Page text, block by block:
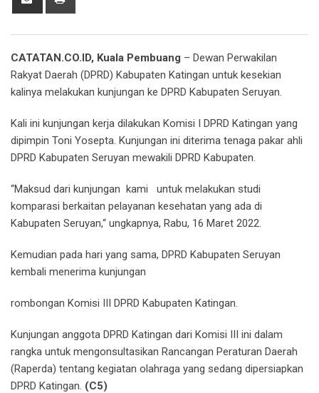
CATATAN.CO.ID, Kuala Pembuang – Dewan Perwakilan
Rakyat Daerah (DPRD) Kabupaten Katingan untuk kesekian
kalinya melakukan kunjungan ke DPRD Kabupaten Seruyan.
Kali ini kunjungan kerja dilakukan Komisi I DPRD Katingan yang
dipimpin Toni Yosepta. Kunjungan ini diterima tenaga pakar ahli
DPRD Kabupaten Seruyan mewakili DPRD Kabupaten.
“Maksud dari kunjungan kami untuk melakukan studi
komparasi berkaitan pelayanan kesehatan yang ada di
Kabupaten Seruyan,“ ungkapnya, Rabu, 16 Maret 2022.
Kemudian pada hari yang sama, DPRD Kabupaten Seruyan
kembali menerima kunjungan
rombongan Komisi III DPRD Kabupaten Katingan.
Kunjungan anggota DPRD Katingan dari Komisi III ini dalam
rangka untuk mengonsultasikan Rancangan Peraturan Daerah
(Raperda) tentang kegiatan olahraga yang sedang dipersiapkan
DPRD Katingan. (C5)